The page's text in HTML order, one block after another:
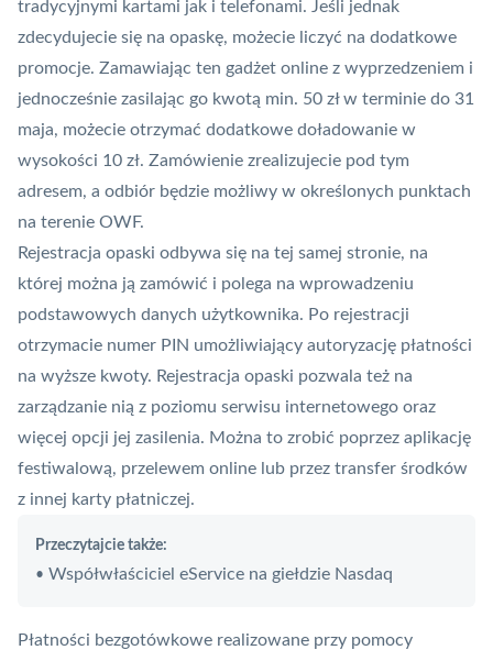
tradycyjnymi kartami jak i telefonami. Jeśli jednak
zdecydujecie się na opaskę, możecie liczyć na dodatkowe
promocje. Zamawiając ten gadżet online z wyprzedzeniem i
jednocześnie zasilając go kwotą min. 50 zł w terminie do 31
maja, możecie otrzymać dodatkowe doładowanie w
wysokości 10 zł. Zamówienie zrealizujecie pod tym
adresem, a odbiór będzie możliwy w określonych punktach
na terenie OWF.
Rejestracja opaski odbywa się na tej samej stronie, na
której można ją zamówić i polega na wprowadzeniu
podstawowych danych użytkownika. Po rejestracji
otrzymacie numer PIN umożliwiający autoryzację płatności
na wyższe kwoty. Rejestracja opaski pozwala też na
zarządzanie nią z poziomu serwisu internetowego oraz
więcej opcji jej zasilenia. Można to zrobić poprzez aplikację
festiwalową, przelewem online lub przez transfer środków
z innej karty płatniczej.
Przeczytajcie także:
• Współwłaściciel eService na giełdzie Nasdaq
Płatności bezgotówkowe realizowane przy pomocy